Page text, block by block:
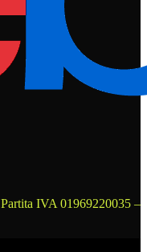
Partita IVA 01969220035 –